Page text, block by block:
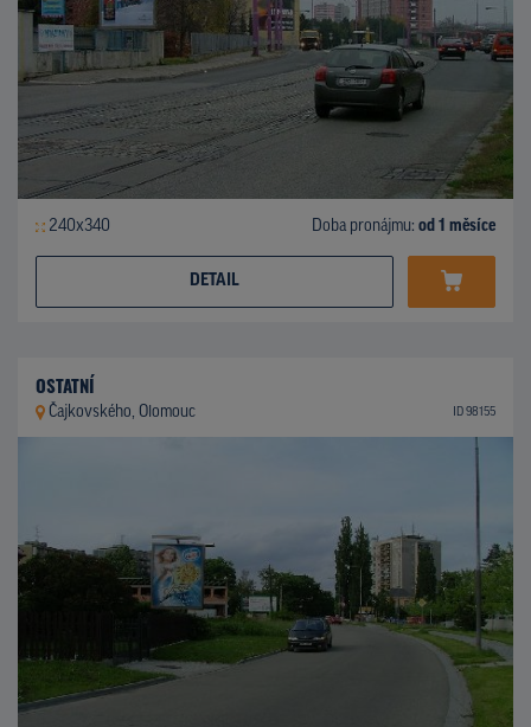
240x340 Doba pronájmu: od 1 měsíce
DETAIL
OSTATNÍ
Čajkovského, Olomouc ID 98155